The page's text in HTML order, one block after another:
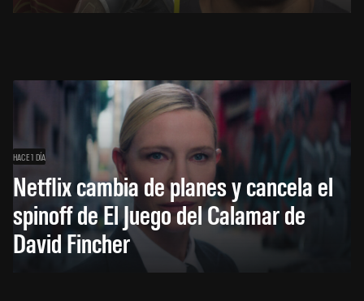
HACE 1 DÍA
Netflix cambia de planes y cancela el
spinoff de El Juego del Calamar de
David Fincher